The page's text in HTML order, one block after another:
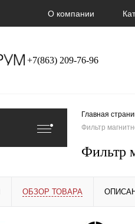
О компании
+7(863) 209-76-96
Главная
Фильтр
Фильтр
ОБЗОР ТОВАРА